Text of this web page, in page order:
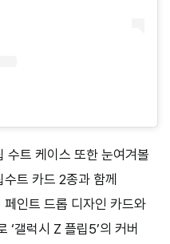
수트 케이스 또한 눈여겨볼
수트 카드 2종과 함께
인트 드롭 디자인 카드와
‘갤럭시 Z 플립5’의 커버